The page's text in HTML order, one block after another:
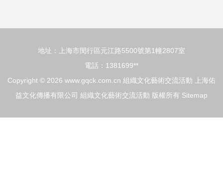
地址：上海市閔行區元江路5500號第1幢2807室
電話：1381699**
Copyright © 2026 www.gqck.com.cn 組織文化藝術交流活動
上海佑
益文化傳播有限公司 組織文化藝術交流活動 版權所有 Sitemap